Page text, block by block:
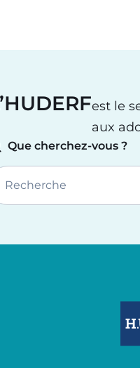
est le
aux
Que cherchez-vous ?
Recherche